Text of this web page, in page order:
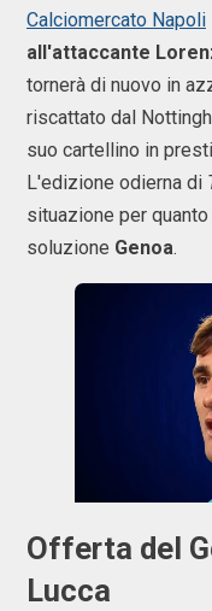
Calciomercato Napoli
all'attaccante
tornerà di nuovo in
riscattato dal
suo cartellino in
L'edizione odierna di
situazione per
soluzione Genoa.
Offerta del
Lucca